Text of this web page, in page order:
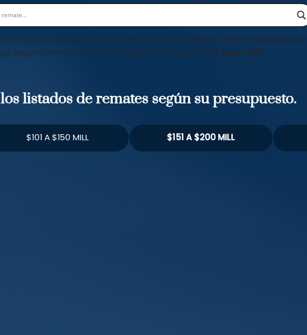
buscador una o dos palabras y encuentre los mejores remates judiciales por
departamento, ciudad, municipio, barrio, precio, etc. En un click
listados de remates según su presupuesto.
$101 A $150 MILL $151 A $200 MILL